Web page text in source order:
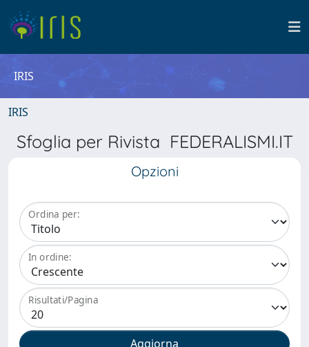
IRIS
IRIS
Sfoglia per Rivista FEDERALISMI.IT
Opzioni
Ordina per:
In ordine:
Risultati/Pagina